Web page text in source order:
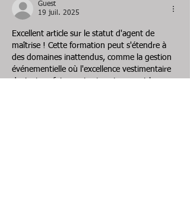
Guest
19 juil. 2025
Excellent article sur le statut d'agent de
maîtrise ! Cette formation peut s'étendre à
des domaines inattendus, comme la gestion
événementielle où l'excellence vestimentaire